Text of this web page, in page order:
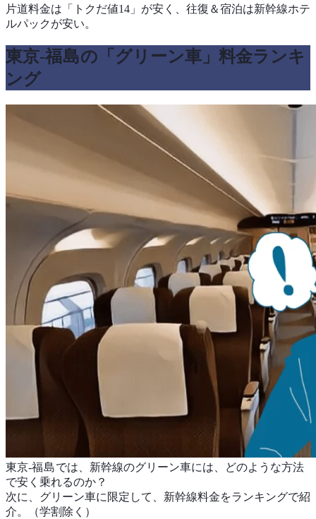
片道料金は「トクだ値14」が安く、往復＆宿泊は新幹線ホテ
ルパックが安い。
東京-福島の「グリーン車」料金ランキ
ング
東京-福島では、新幹線のグリーン車には、どのような方法
で安く乗れるのか？
次に、グリーン車に限定して、新幹線料金をランキングで紹
介。（学割除く）